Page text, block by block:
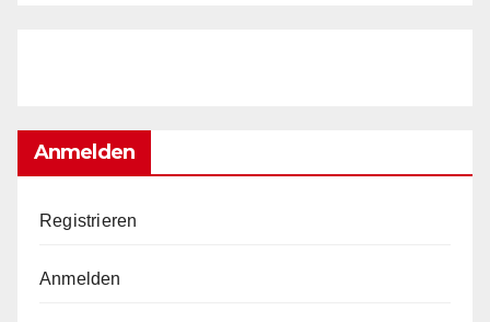
Anmelden
Registrieren
Anmelden